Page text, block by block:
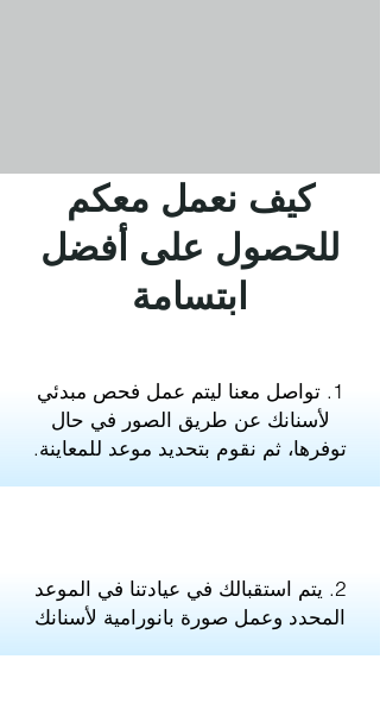
1. تواصل معنا ليتم عمل فحص مبدئي
لأسنانك عن طريق الصور في حال
توفرها، ثم نقوم بتحديد موعد للمعاينة.
2. يتم استقبالك في عيادتنا في الموعد
المحدد وعمل صورة بانورامية لأسنانك
كيف نعمل معكم
للحصول على أفضل
ابتسامة